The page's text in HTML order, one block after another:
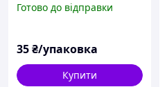
10 шт
Готово до відправки
35₴/упаковка
Купити